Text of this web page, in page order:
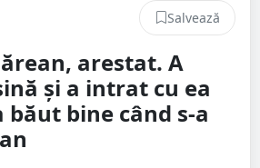
Salvează
arestat. A
și a intrat cu ea
băut bine când s-a